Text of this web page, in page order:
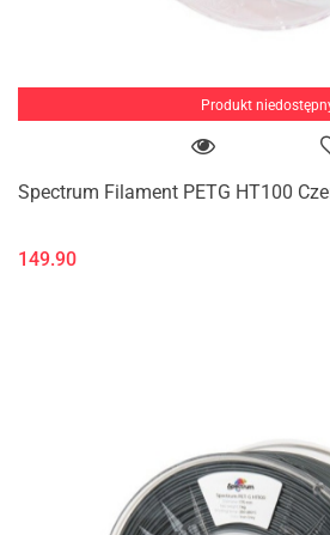
Produkt
Spectrum Filament PETG HT100
149.90